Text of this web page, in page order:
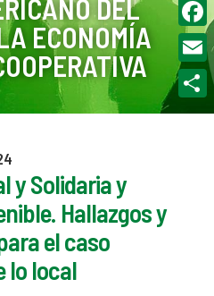
DEL
ECONOMÍA
y Solidaria y
Hallazgos y
el caso
lo local
X
Email